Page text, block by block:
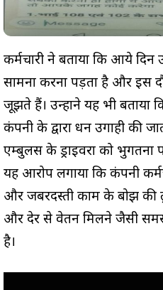
कर्मचारी ने बताया कि आये
सामना करना पड़ता है और इस
जूझते हैं। उन्होंने यह भी बताया
कंपनी के द्वारा धन उगाही की
एम्बुलेंस के ड्राइवरों को भुगतना
यह आरोप लगाया कि कंपनी
और जबरदस्ती काम के बोझ
और देर से वेतन मिलने जैसी
है।